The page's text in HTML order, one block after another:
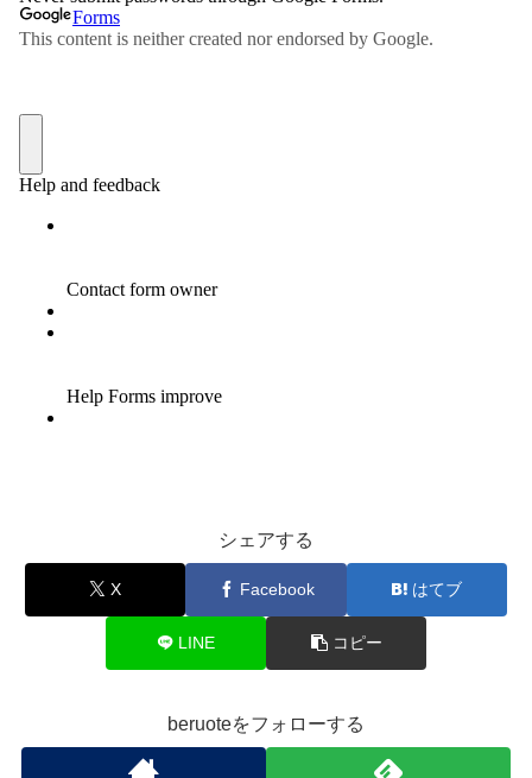
シェアする
X Facebook はてブ
LINE コピー
beruoteをフォローする